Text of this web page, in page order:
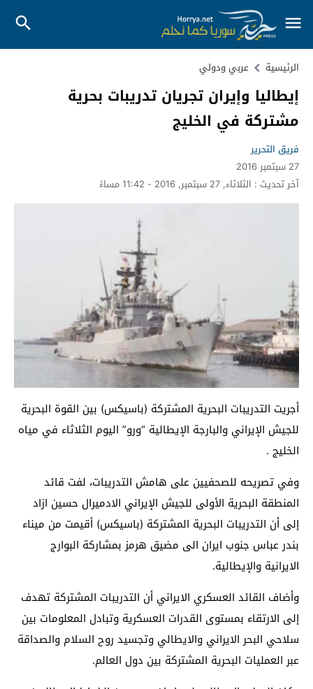
الرئيسية عربي ودولي
إيطاليا وإيران تجريان تدريبات بحرية
مشتركة في الخليج
فريق التحرير
27 سبتمبر 2016
آخر تحديث : الثلاثاء, 27 سبتمبر, 2016 - 11:42 مساءً
أجريت التدريبات البحرية المشتركة (باسيكس) بين القوة البحرية
للجيش الإيراني والبارجة الإيطالية “ورو” اليوم الثلاثاء في مياه
الخليج .
وفي تصريحه للصحفيين على هامش التدريبات، لفت قائد
المنطقة البحرية الأولى للجيش الإيراني الادميرال حسين ازاد
إلى أن التدريبات البحرية المشتركة (باسيكس) أقيمت من ميناء
بندر عباس جنوب ايران الى مضيق هرمز بمشاركة البوارج
الايرانية والإيطالية.
وأضاف القائد العسكري الايراني أن التدريبات المشتركة تهدف
إلى الارتقاء بمستوى القدرات العسكرية وتبادل المعلومات بين
سلاحي البحر الايراني والايطالي وتجسيد روح السلام والصداقة
عبر العمليات البحرية المشتركة بين دول العالم.